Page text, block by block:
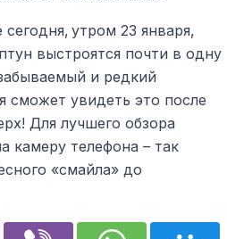
утром 23 января,
выстроятся почти в одну
и редкий
сможет увидеть это после
Для лучшего обзора
камеру телефона – так
«смайла» до